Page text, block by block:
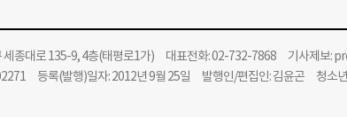
종대로 135-9, 4층(태평로1가) 대표전화: 02-732-7868 기사제보:
등록(발행)일자: 2012년 9월 25일 발행인/편집인: 김윤곤 청소년